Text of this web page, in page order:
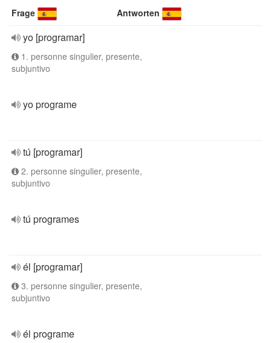
Frage Antworten
yo [programar]
1. personne singulier, presente,
subjuntivo
yo programe
tú [programar]
2. personne singulier, presente,
subjuntivo
tú programes
él [programar]
3. personne singulier, presente,
subjuntivo
él programe